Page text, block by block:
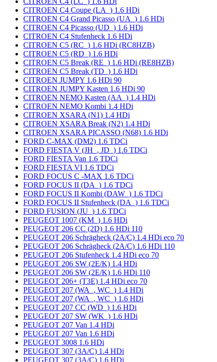
CITROEN C4 Coupe (LA_) 1.6 HDi
CITROEN C4 Grand Picasso (UA_) 1.6 HDi
CITROEN C4 Picasso (UD_) 1.6 HDi
CITROEN C4 Stufenheck 1.6 HDi
CITROEN C5 (RC_) 1.6 HDi (RC8HZB)
CITROEN C5 (RD_) 1.6 HDi
CITROEN C5 Break (RE_) 1.6 HDi (RE8HZB)
CITROEN C5 Break (TD_) 1.6 HDi
CITROEN JUMPY 1.6 HDi 90
CITROEN JUMPY Kasten 1.6 HDi 90
CITROEN NEMO Kasten (AA_) 1.4 HDi
CITROEN NEMO Kombi 1.4 HDi
CITROEN XSARA (N1) 1.4 HDi
CITROEN XSARA Break (N2) 1.4 HDi
CITROEN XSARA PICASSO (N68) 1.6 HDi
FORD C-MAX (DM2) 1.6 TDCi
FORD FIESTA V (JH_, JD_) 1.6 TDCi
FORD FIESTA Van 1.6 TDCi
FORD FIESTA VI 1.6 TDCi
FORD FOCUS C -MAX 1.6 TDCi
FORD FOCUS II (DA_) 1.6 TDCi
FORD FOCUS II Kombi (DAW_) 1.6 TDCi
FORD FOCUS II Stufenheck (DA_) 1.6 TDCi
FORD FUSION (JU_) 1.6 TDCi
PEUGEOT 1007 (KM_) 1.6 HDi
PEUGEOT 206 CC (2D) 1.6 HDi 110
PEUGEOT 206 Schrägheck (2A/C) 1.4 HDi eco 70
PEUGEOT 206 Schrägheck (2A/C) 1.6 HDi 110
PEUGEOT 206 Stufenheck 1.4 HDi eco 70
PEUGEOT 206 SW (2E/K) 1.4 HDi
PEUGEOT 206 SW (2E/K) 1.6 HDi 110
PEUGEOT 206+ (T3E) 1.4 HDi eco 70
PEUGEOT 207 (WA_, WC_) 1.4 HDi
PEUGEOT 207 (WA_, WC_) 1.6 HDi
PEUGEOT 207 CC (WD_) 1.6 HDi
PEUGEOT 207 SW (WK_) 1.6 HDi
PEUGEOT 207 Van 1.4 HDi
PEUGEOT 207 Van 1.6 HDi
PEUGEOT 3008 1.6 HDi
PEUGEOT 307 (3A/C) 1.4 HDi
PEUGEOT 307 (3A/C) 1.6 HDi